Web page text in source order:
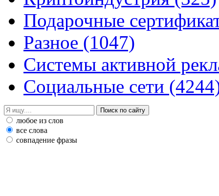
Подарочные
Разное (1047)
Системы активной
Социальные сети
любое из слов
все слова
совпадение фразы